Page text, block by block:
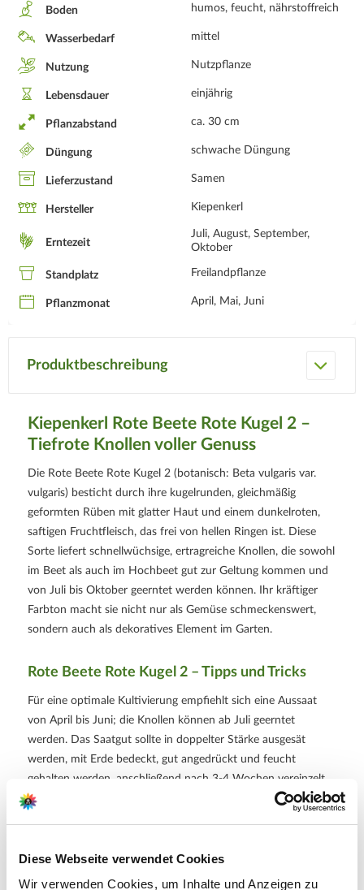
Diese Webseite verwendet Cookies
Wir verwenden Cookies, um Inhalte und Anzeigen zu
Boden humos, feucht, nährstoffreich
Wasserbedarf mittel
Nutzung Nutzpflanze
Lebensdauer einjährig
Pflanzabstand ca. 30 cm
Düngung schwache Düngung
Lieferzustand Samen
Hersteller Kiepenkerl
Erntezeit
Juli, August, September,
Oktober
Standplatz Freilandpflanze
Pflanzmonat April, Mai, Juni
Produktbeschreibung
Kiepenkerl Rote Beete Rote Kugel 2 –
Tiefrote Knollen voller Genuss
Die Rote Beete Rote Kugel 2 (botanisch: Beta vulgaris var.
vulgaris) besticht durch ihre kugelrunden, gleichmäßig
geformten Rüben mit glatter Haut und einem dunkelroten,
saftigen Fruchtfleisch, das frei von hellen Ringen ist. Diese
Sorte liefert schnellwüchsige, ertragreiche Knollen, die sowohl
im Beet als auch im Hochbeet gut zur Geltung kommen und
von Juli bis Oktober geerntet werden können. Ihr kräftiger
Farbton macht sie nicht nur als Gemüse schmeckenswert,
sondern auch als dekoratives Element im Garten.
Rote Beete Rote Kugel 2 – Tipps und Tricks
Für eine optimale Kultivierung empfiehlt sich eine Aussaat
von April bis Juni; die Knollen können ab Juli geerntet
werden. Das Saatgut sollte in doppelter Stärke ausgesät
werden, mit Erde bedeckt, gut angedrückt und feucht
gehalten werden, anschließend nach 3-4 Wochen vereinzelt
bzw. verpflanzt („verziehen“) werden. Auch ein halbschattiger
Entwicklungsstadien zu beachten. Beim Anbau ist auf